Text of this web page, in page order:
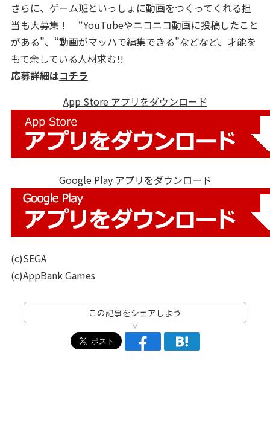
さらに、ゲーム班といっしょに動画をつくってくれる担
当も大募集！ “YouTubeやニコニコ動画に投稿したこと
がある”、“動画がマッハで編集できる”などなど、才能を
もて余している人材求む!!
応募詳細はコチラ
App Store アプリをダウンロード
Google Play アプリをダウンロード
(c)SEGA
(c)AppBank Games
この記事をシェアしよう